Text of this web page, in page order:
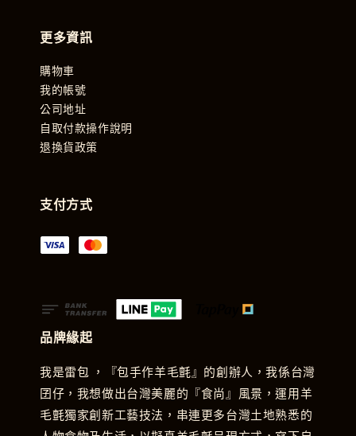
更多資訊
購物車
我的帳號
公司地址
自取付款操作說明
退換貨政策
支付方式
品牌緣起
我是雷包 ，『包手作羊毛氈』的創辦人，我係台灣
囝仔，我想做出台灣美麗的『食尚』風景，運用羊
毛氈獨家創新工藝技法，串連更多台灣土地熟悉的